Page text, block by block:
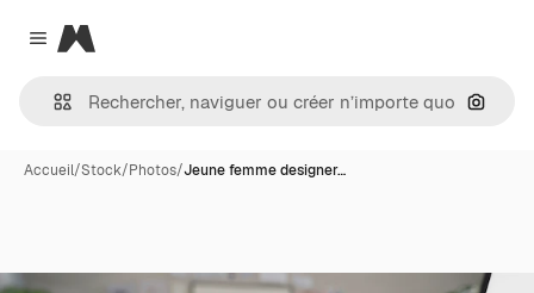
Close menu
Magnific
Accueil/Stock/Photos/Jeune femme designer…